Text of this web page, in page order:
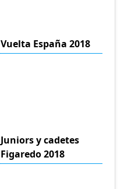
Vuelta España 2018
Juniors y cadetes
Figaredo 2018